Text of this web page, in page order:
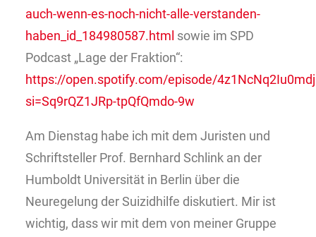
auch-wenn-es-noch-nicht-alle-verstanden-
haben_id_184980587.html sowie im SPD
Podcast „Lage der Fraktion“:
https://open.spotify.com/episode/
si=Sq9rQZ1JRp-tpQfQmdo-9w
Am Dienstag habe ich mit dem Juristen und
Schriftsteller Prof. Bernhard Schlink an der
Humboldt Universität in Berlin über die
Neuregelung der Suizidhilfe diskutiert. Mir ist
wichtig, dass wir mit dem von meiner Gruppe